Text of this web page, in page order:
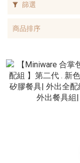
篩選
商品排序